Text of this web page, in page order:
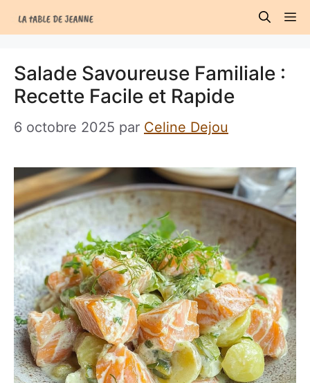
au
Salade Savoureuse Familiale :
Recette Facile et Rapide
6 octobre 2025 par Celine Dejou